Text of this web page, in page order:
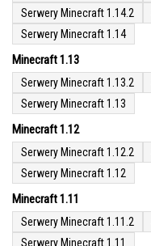
Serwery Minecraft 1.14.2
Serwery Minecraft 1.14
Minecraft 1.13
Serwery Minecraft 1.13.2
Serwery Minecraft 1.13
Minecraft 1.12
Serwery Minecraft 1.12.2
Serwery Minecraft 1.12
Minecraft 1.11
Serwery Minecraft 1.11.2
Serwery Minecraft 1.11